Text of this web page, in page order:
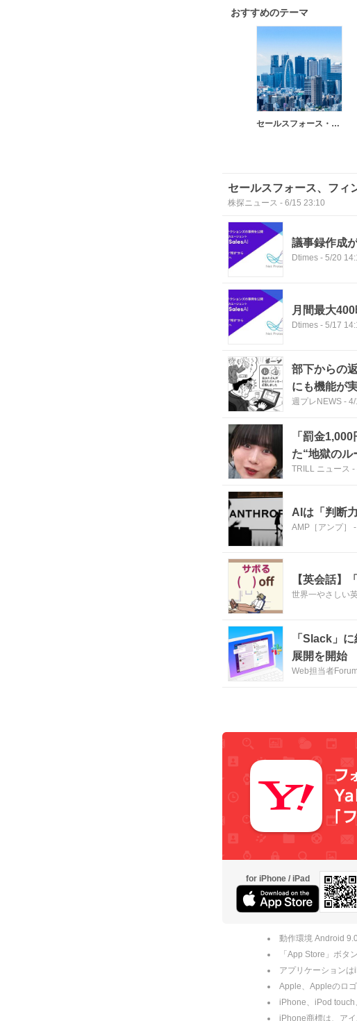
おすすめのテーマ
セールスフォース・ドットコム
セールスフォース、フィ
株探ニュース - 6/15 23:10
議事録作成
Dtimes - 5/20
月間最大
Dtimes - 5/17
部下からの
にも機能が
週プレNEWS - 4/
「罰金
た“地獄のル
TRILL ニュース -
AIは「判断
AMP［アンプ］ -
【英会話】
世界一やさしい
「Slack」
展開を開始
Web担当者Forum
for iPhone / iPad
動作環境 Android
「App Store」ボタ
アプリケーション
Apple、Appleのロ
iPhone、iPod
iPhone商標は、ア